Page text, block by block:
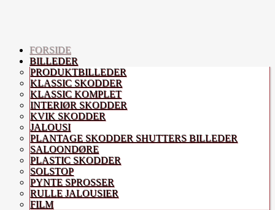
FORSIDE
BILLEDER
PRODUKTBILLEDER
KLASSIC SKODDER
KLASSIC KOMPLET
INTERIØR SKODDER
KVIK SKODDER
JALOUSI
PLANTAGE SKODDER SHUTTERS BILLEDER
SALOONDØRE
PLASTIC SKODDER
SOLSTOP
PYNTE SPROSSER
RULLE JALOUSIER
FILM